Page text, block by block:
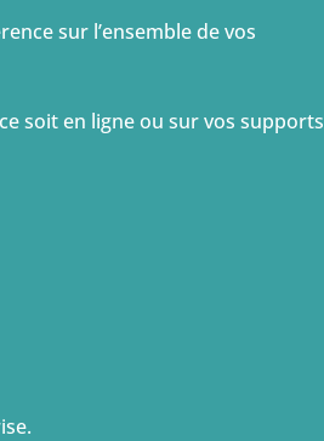
sur l’ensemble de vos
soit en ligne ou sur vos supports